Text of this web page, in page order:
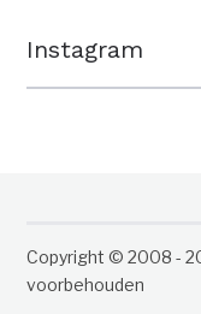
Instagram
Copyright © 2008 -
voorbehouden